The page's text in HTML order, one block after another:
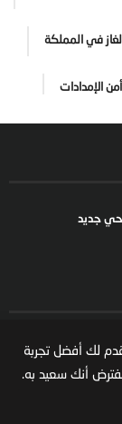
في المملكة
الإمدادات
السوق السعودية
لك أفضل تجربة
أنك سعيد به.